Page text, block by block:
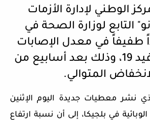
الوطني لإدارة الأزمات
التابع لوزارة الصحة في
طفيفاً في معدل الإصابات
اليومية بكوفيد 19، وذلك بعد أسابيع من
المتوالي.
نشر معطيات جديدة اليوم الإثنين
في بلجيكا، إلى أن نسبة ارتفاع